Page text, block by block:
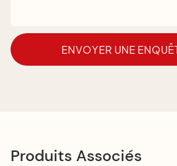
ENVOYER UNE
Produits Associés